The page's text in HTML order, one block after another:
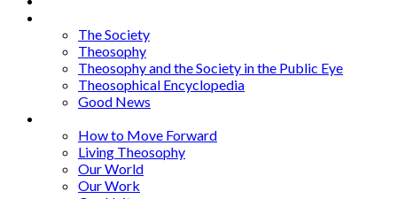
The Society
Theosophy
Theosophy and the Society in the Public Eye
Theosophical Encyclopedia
Good News
How to Move Forward
Living Theosophy
Our World
Our Work